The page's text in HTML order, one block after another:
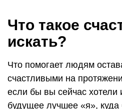
Что такое
искать?
Что помогает людям
счастливыми на
если бы вы сейчас хотели
будущее лучшее «я»,